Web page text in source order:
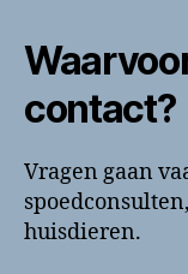
contact?
Vragen gaan
huisdieren.